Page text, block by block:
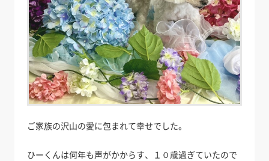
ご家族の沢山の愛に包まれて幸せでした。
ひーくんは何年も声がかからす、１０歳過ぎていたので